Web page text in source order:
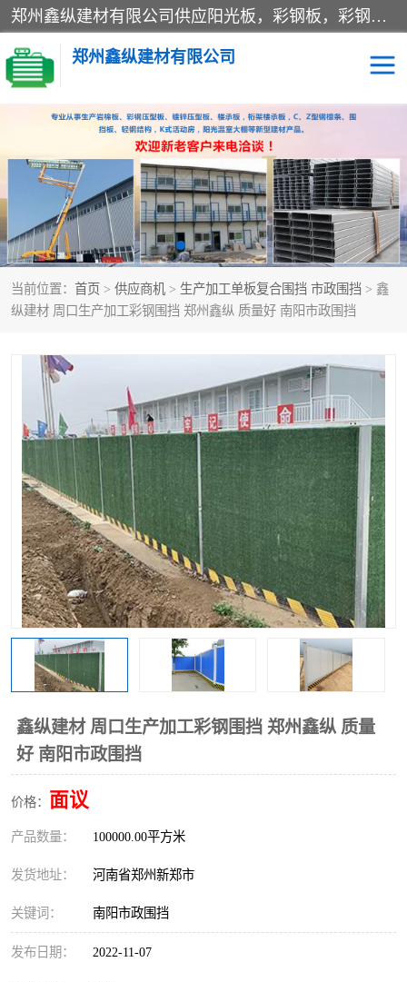
郑州鑫纵建材有限公司供应阳光板，彩钢板，彩钢钢构工程是一家集生产销售租赁安装于一体的企业，主要生产PC采光板，耐力板，仿古琉璃采光板，岩棉板、彩钢压型板、镀锌压型板、桁架楼承板，C、Z型钢檩条、围挡板、轻钢结构，阳光温室大棚等新型建材产品。公司旗下有多台移动式高空压瓦机租赁，承接全国各地业务，专业对外租赁各种型号压瓦机。
郑州鑫纵建材有限公司
当前位置： 首页 > 供应商机 > 生产加工单板复合围挡 市政围挡 > 鑫
纵建材 周口生产加工彩钢围挡 郑州鑫纵 质量好 南阳市政围挡
鑫纵建材 周口生产加工彩钢围挡 郑州鑫纵 质量
好 南阳市政围挡
价格： 面议
产品数量： 100000.00平方米
发货地址： 河南省郑州新郑市
关键词： 南阳市政围挡
发布日期： 2022-11-07
高空瓦机租赁 ASA合成树脂仿古瓦
CZ型钢 FRP采光板
PC多层板 PC耐力板
建筑围挡 楼层板
岩棉板 钢结构配件
围挡 彩钢板
生产加工单板复合围挡 市
政围挡